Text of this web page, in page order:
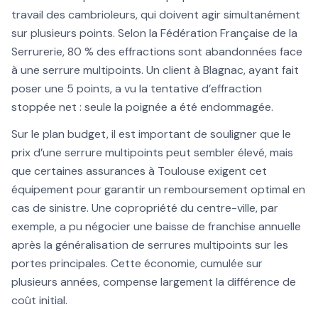
travail des cambrioleurs, qui doivent agir simultanément
sur plusieurs points. Selon la Fédération Française de la
Serrurerie, 80 % des effractions sont abandonnées face
à une serrure multipoints. Un client à Blagnac, ayant fait
poser une 5 points, a vu la tentative d’effraction
stoppée net : seule la poignée a été endommagée.
Sur le plan budget, il est important de souligner que le
prix d’une serrure multipoints peut sembler élevé, mais
que certaines assurances à Toulouse exigent cet
équipement pour garantir un remboursement optimal en
cas de sinistre. Une copropriété du centre-ville, par
exemple, a pu négocier une baisse de franchise annuelle
après la généralisation de serrures multipoints sur les
portes principales. Cette économie, cumulée sur
plusieurs années, compense largement la différence de
coût initial.